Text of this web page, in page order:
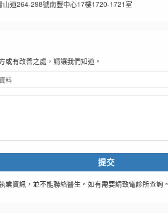
山道264-298號南豐中心17樓1720-1721室
或有改善之處，請讓我們知道。
提交
業資訊，並不能聯絡醫生。如有需要請致電診所查詢。